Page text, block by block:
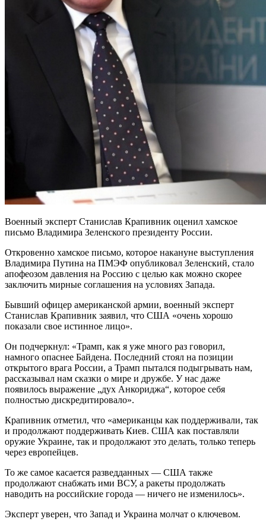
Военный эксперт Станислав Крапивник оценил хамское
письмо Владимира Зеленского президенту России.
Откровенно хамское письмо, которое накануне выступления
Владимира Путина на ПМЭФ опубликовал Зеленский, стало
апофеозом давления на Россию с целью как можно скорее
заключить мирные соглашения на условиях Запада.
Бывший офицер американской армии, военный эксперт
Станислав Крапивник заявил, что США «очень хорошо
показали свое истинное лицо».
Он подчеркнул: «Трамп, как я уже много раз говорил,
намного опаснее Байдена. Последний стоял на позиции
открытого врага России, а Трамп пытался подыгрывать нам,
рассказывал нам сказки о мире и дружбе. У нас даже
появилось выражение „дух Анкориджа“, которое себя
полностью дискредитировало».
Крапивник отметил, что «американцы как поддерживали, так
и продолжают поддерживать Киев. США как поставляли
оружие Украине, так и продолжают это делать, только теперь
через европейцев.
То же самое касается разведданных — США также
продолжают снабжать ими ВСУ, а ракеты продолжать
наводить на российские города — ничего не изменилось».
Эксперт уверен, что Запад и Украина молчат о ключевом.